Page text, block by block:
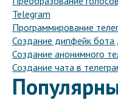
Telegram
Программирование
Создание дипфейк бота
Создание анонимного
Создание чата в